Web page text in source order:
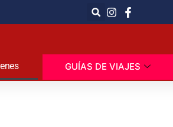
GUÍAS DE VIAJES